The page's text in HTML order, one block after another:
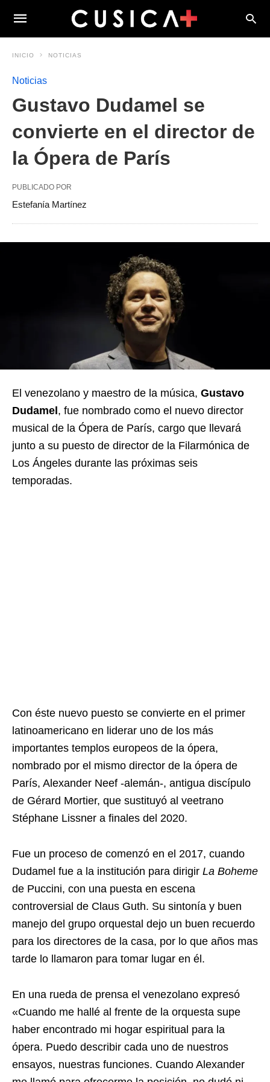
INICIO NOTICIAS
Noticias
Gustavo Dudamel se
convierte en el director de
la Ópera de París
PUBLICADO POR
Estefanía Martínez
El venezolano y maestro de la música, Gustavo
Dudamel, fue nombrado como el nuevo director
musical de la Ópera de París, cargo que llevará
junto a su puesto de director de la Filarmónica de
Los Ángeles durante las próximas seis
temporadas.
Con éste nuevo puesto se convierte en el primer
latinoamericano en liderar uno de los más
importantes templos europeos de la ópera,
nombrado por el mismo director de la ópera de
París, Alexander Neef -alemán-, antigua discípulo
de Gérard Mortier, que sustituyó al veetrano
Stéphane Lissner a finales del 2020.
Fue un proceso de comenzó en el 2017, cuando
Dudamel fue a la institución para dirigir La Boheme
de Puccini, con una puesta en escena
controversial de Claus Guth. Su sintonía y buen
manejo del grupo orquestal dejo un buen recuerdo
para los directores de la casa, por lo que años mas
tarde lo llamaron para tomar lugar en él.
En una rueda de prensa el venezolano expresó
«Cuando me hallé al frente de la orquesta supe
haber encontrado mi hogar espiritual para la
ópera. Puedo describir cada uno de nuestros
ensayos, nuestras funciones. Cuando Alexander